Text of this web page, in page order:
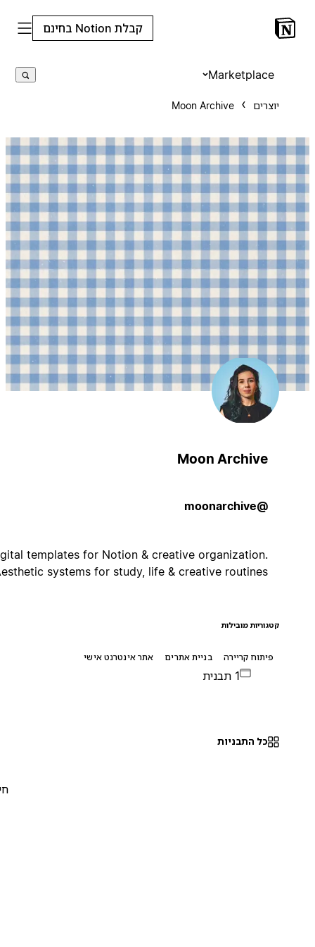
קבלת Notion בחינם
Marketplace
Moon Archive
Moon Archive
Digital templates for Notion & creative organization.
Aesthetic systems for study, life & creative routines ✨
קטגוריות מובילות
פיתוח קריירה בניית אתרים אתר אינטרנט אישי
כל התבניות
0